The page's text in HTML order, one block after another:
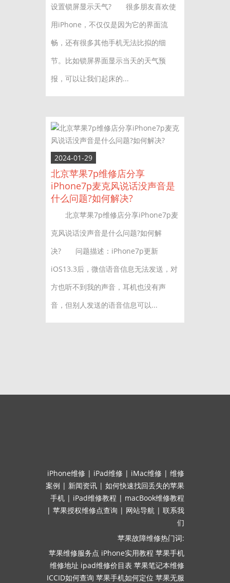
设置锁屏显示天气? 很多朋友喜欢使
用iPhone，不仅仅是因为它的界面流
畅，还有很多其他手机无法比拟的细
节。比如锁屏界面显示当天的天气预
报，可以让我们起床的...
2024-01-29
北京苹果7p维修店分享
iPhone7p麦克风说话没声音是
什么问题?如何解决?
北京苹果7p维修店分享iPhone7p麦
克风说话没声音是什么问题?如何解
决? 问题描述：iPhone7p更新
iOS13.3后，微信语音信息无法发送，对
方也听不到我的声音，耳机也没有声
音，但别人发送的语音信息可以...
iPhone维修 | iPad维修 | iMac维修 | 维修
案例 | 新闻资讯 | 如何快速找回丢失的苹果
手机 | iPad维修教程 | macBook维修教程
| 苹果授权维修点查询 | 网站导航 | 联系我
们
苹果故障维修热门词:
苹果维修服务点 iPhone实用教程 苹果手机
维修地址 ipad维修价目表 苹果笔记本维修
ICCID如何查询 苹果手机如何定位 苹果无服